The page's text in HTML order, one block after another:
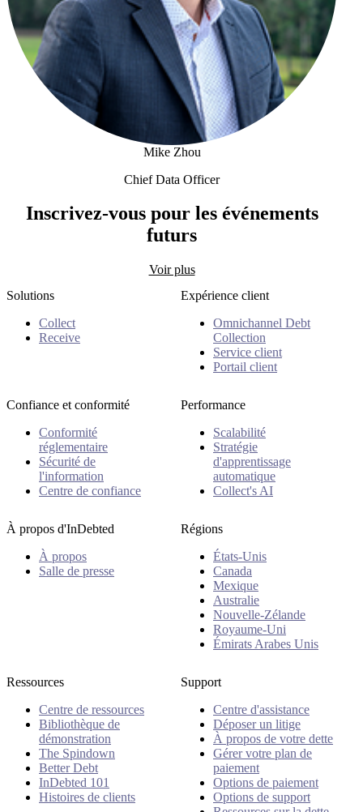
Mike Zhou
Chief Data Officer
Inscrivez-vous pour les événements
futurs
Voir plus
Solutions
Collect
Receive
Expérience client
Omnichannel Debt
Collection
Service client
Portail client
Confiance et conformité
Conformité
réglementaire
Sécurité de
l'information
Centre de confiance
Performance
Scalabilité
Stratégie
d'apprentissage
automatique
Collect's AI
À propos d'InDebted
À propos
Salle de presse
Régions
États-Unis
Canada
Mexique
Australie
Nouvelle-Zélande
Royaume-Uni
Émirats Arabes Unis
Ressources
Centre de ressources
Bibliothèque de
démonstration
The Spindown
Better Debt
InDebted 101
Histoires de clients
Support
Centre d'assistance
Déposer un litige
À propos de votre dette
Gérer votre plan de
paiement
Options de paiement
Options de support